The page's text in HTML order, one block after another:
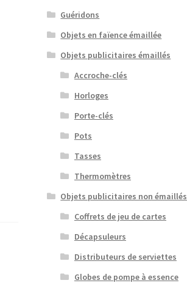
Guéridons
Objets en faïence émaillée
Objets publicitaires émaillés
Accroche-clés
Horloges
Porte-clés
Pots
Tasses
Thermomètres
Objets publicitaires non émaillés
Coffrets de jeu de cartes
Décapsuleurs
Distributeurs de serviettes
Globes de pompe à essence